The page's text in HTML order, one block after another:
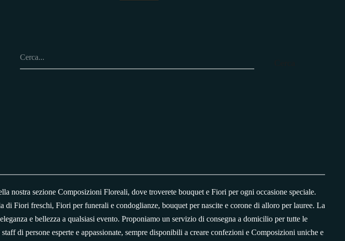
nostra sezione Composizioni Floreali, dove troverete bouquet e Fiori per ogni occasione speciale.
Fiori freschi, Fiori per funerali e condoglianze, bouquet per nascite e corone di alloro per lauree. La
e bellezza a qualsiasi evento. Proponiamo un servizio di consegna a domicilio per tutte le
di persone esperte e appassionate, sempre disponibili a creare confezioni e Composizioni uniche e